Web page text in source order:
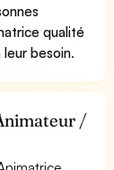
qualité
leur besoin.
/